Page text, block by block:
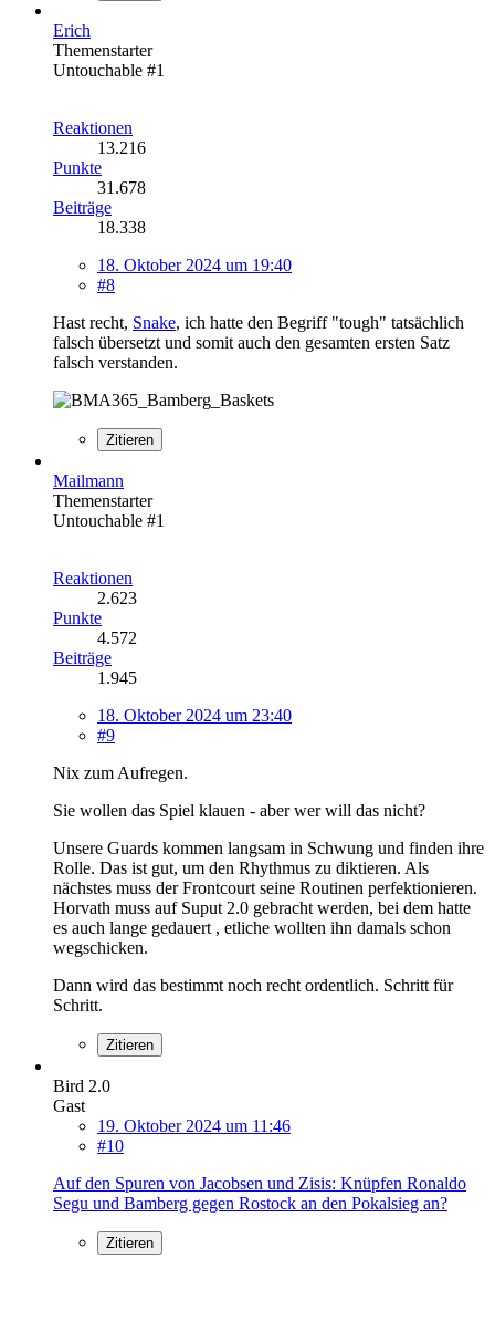
Erich
Themenstarter
Untouchable #1
Reaktionen
13.216
Punkte
31.678
Beiträge
18.338
18. Oktober 2024 um 19:40
#8
Hast recht, Snake, ich hatte den Begriff "tough" tatsächlich
falsch übersetzt und somit auch den gesamten ersten Satz
falsch verstanden.
Zitieren
Mailmann
Themenstarter
Untouchable #1
Reaktionen
2.623
Punkte
4.572
Beiträge
1.945
18. Oktober 2024 um 23:40
#9
Nix zum Aufregen.
Sie wollen das Spiel klauen - aber wer will das nicht?
Unsere Guards kommen langsam in Schwung und finden ihre
Rolle. Das ist gut, um den Rhythmus zu diktieren. Als
nächstes muss der Frontcourt seine Routinen perfektionieren.
Horvath muss auf Suput 2.0 gebracht werden, bei dem hatte
es auch lange gedauert , etliche wollten ihn damals schon
wegschicken.
Dann wird das bestimmt noch recht ordentlich. Schritt für
Schritt.
Zitieren
Bird 2.0
Gast
19. Oktober 2024 um 11:46
#10
Auf den Spuren von Jacobsen und Zisis: Knüpfen Ronaldo
Segu und Bamberg gegen Rostock an den Pokalsieg an?
Zitieren